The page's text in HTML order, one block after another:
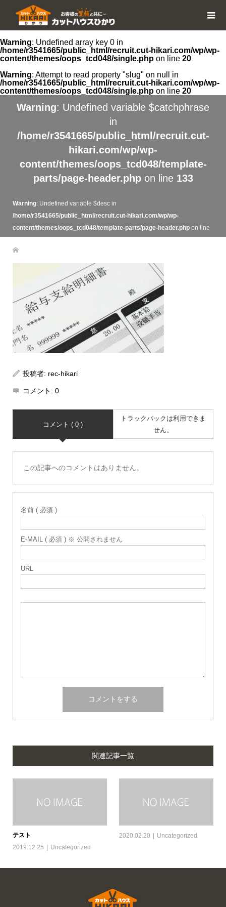
Warning: Undefined array key 0 in
/home/r3541665/public_html/recruit.cut-hikari.com/wp/wp-
content/themes/oops_tcd048/single.php on line 20
Warning: Attempt to read property "slug" on null in
/home/r3541665/public_html/recruit.cut-hikari.com/wp/wp-
content/themes/oops_tcd048/single.php on line 20
Warning: Undefined variable $catchphrase
in
/home/r3541665/public_html/recruit.cut-
hikari.com/wp/wp-
content/themes/oops_tcd048/template-
parts/page-header.phpon line 133
Warning: Undefined variable $desc in
/home/r3541665/public_html/recruit.cut-hikari.com/wp/wp-
content/themes/oops_tcd048/template-parts/page-header.phpon line
投稿者: rec-hikari
コメント: 0
コメント ( 0 )
トラックバックは利用できま
せん。
この記事へのコメントはありません。
名前 ( 必須 )
E-MAIL ( 必須 ) ※ 公開されません
URL
関連記事一覧
テスト
2019.12.25
Uncategorized
2020.02.20 Uncategorized